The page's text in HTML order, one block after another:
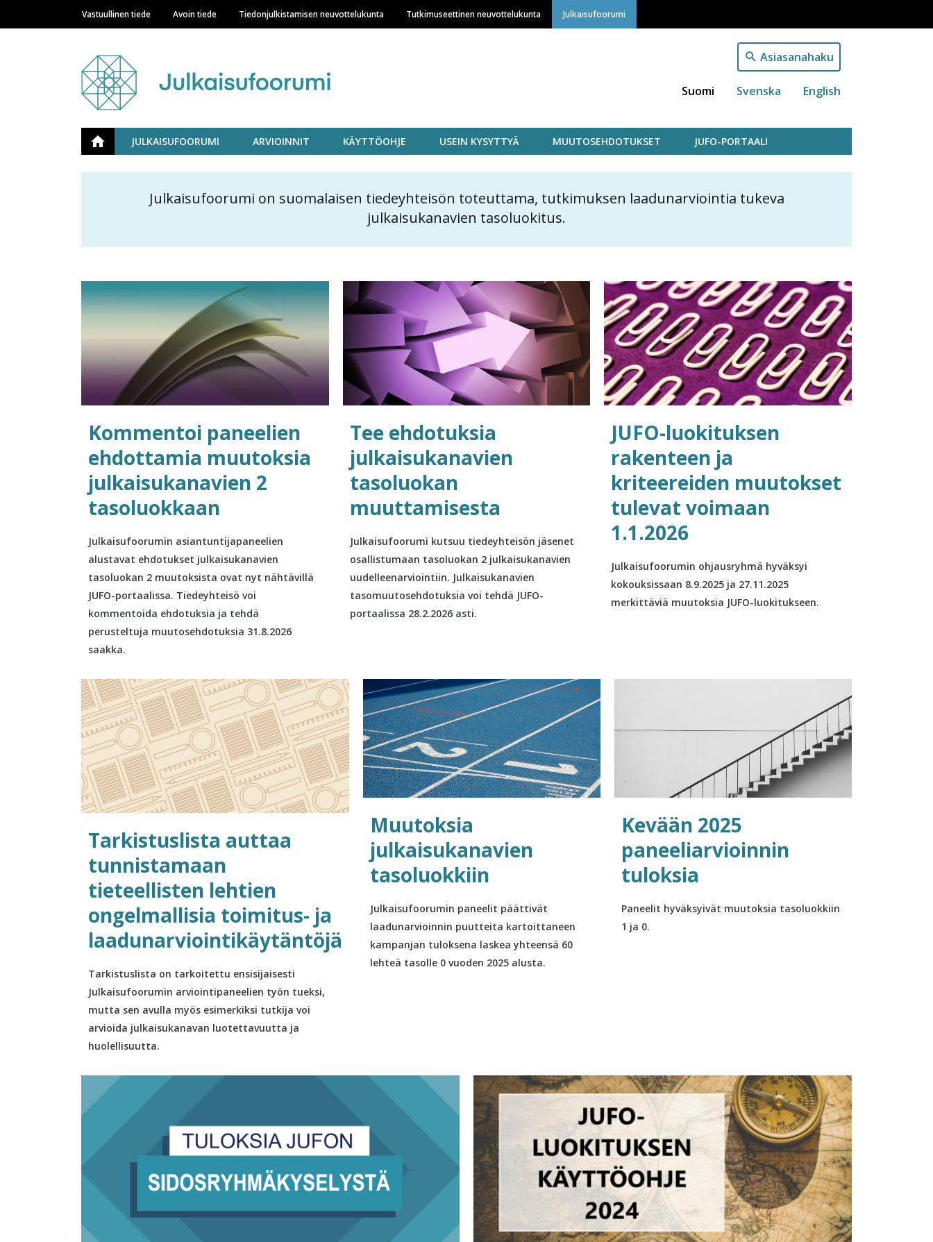
Hyppää
pääsisältöön
Main navigation
Vastuullinen tiede Avoin tiede Tiedonjulkistamisen neuvottelukunta Tutkimuseettinen neuvottelukunta Julkaisufoorumi
Asiasanahaku
Suomi Svenska English
Julkaisufoorumi
ETUSIVUJULKAISUFOORUMI ARVIOINNIT KÄYTTÖOHJE USEIN KYSYTTYÄ MUUTOSEHDOTUKSET JUFO-PORTAALI
ContentJulkaisufoorumi on suomalaisen tiedeyhteisön toteuttama, tutkimuksen laadunarviointia tukeva
julkaisukanavien tasoluokitus.
Kommentoi paneelien
ehdottamia muutoksia
julkaisukanavien 2
tasoluokkaan
Julkaisufoorumin asiantuntijapaneelien
alustavat ehdotukset julkaisukanavien
tasoluokan 2 muutoksista ovat nyt nähtävillä
JUFO-portaalissa. Tiedeyhteisö voi
kommentoida ehdotuksia ja tehdä
perusteltuja muutosehdotuksia 31.8.2026
saakka.
Tee ehdotuksia
julkaisukanavien
tasoluokan
muuttamisesta
Julkaisufoorumi kutsuu tiedeyhteisön jäsenet
osallistumaan tasoluokan 2 julkaisukanavien
uudelleenarviointiin. Julkaisukanavien
tasomuutosehdotuksia voi tehdä JUFO-
portaalissa 28.2.2026 asti.
JUFO-luokituksen
rakenteen ja
kriteereiden muutokset
tulevat voimaan
1.1.2026
Julkaisufoorumin ohjausryhmä hyväksyi
kokouksissaan 8.9.2025 ja 27.11.2025
merkittäviä muutoksia JUFO-luokitukseen.
Tarkistuslista auttaa
tunnistamaan
tieteellisten lehtien
ongelmallisia toimitus- ja
laadunarviointikäytäntöjä
Tarkistuslista on tarkoitettu ensisijaisesti
Julkaisufoorumin arviointipaneelien työn tueksi,
mutta sen avulla myös esimerkiksi tutkija voi
arvioida julkaisukanavan luotettavuutta ja
huolellisuutta.
Muutoksia
julkaisukanavien
tasoluokkiin
Julkaisufoorumin paneelit päättivät
laadunarvioinnin puutteita kartoittaneen
kampanjan tuloksena laskea yhteensä 60
lehteä tasolle 0 vuoden 2025 alusta.
Kevään 2025
paneeliarvioinnin
tuloksia
Paneelit hyväksyivät muutoksia tasoluokkiin
1 ja 0.